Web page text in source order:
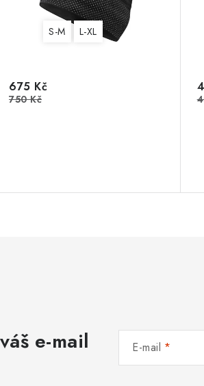
S-M L-XL
675 Kč
750 Kč
e-mail E-mail